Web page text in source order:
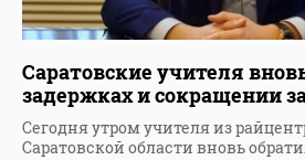
Саратовские учителя
задержках и сокращении
Сегодня утром учителя из
Саратовской области вновь